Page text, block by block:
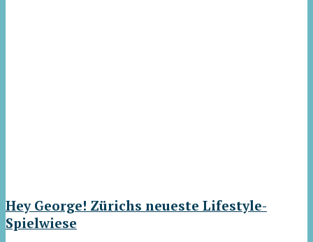
Hey George! Zürichs neueste Lifestyle-
Spielwiese